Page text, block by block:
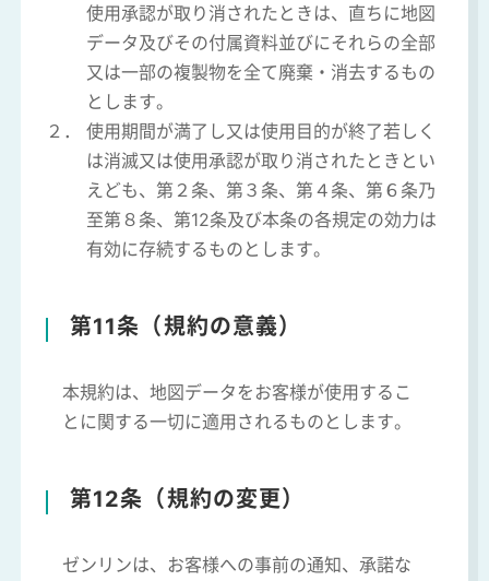
使用承認が取り消されたときは、直ちに地図
データ及びその付属資料並びにそれらの全部
又は一部の複製物を全て廃棄・消去するもの
とします。
２．
使用期間が満了し又は使用目的が終了若しく
は消滅又は使用承認が取り消されたときとい
えども、第２条、第３条、第４条、第６条乃
至第８条、第12条及び本条の各規定の効力は
有効に存続するものとします。
第11条（規約の意義）
本規約は、地図データをお客様が使用するこ
とに関する一切に適用されるものとします。
第12条（規約の変更）
ゼンリンは、お客様への事前の通知、承諾な